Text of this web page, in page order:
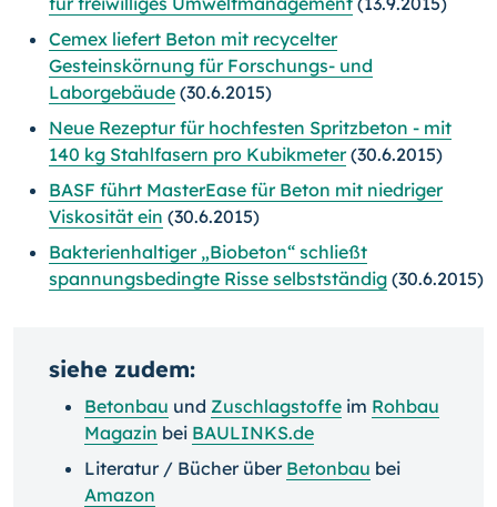
Cemex liefert Beton mit recycelter
Gesteinskörnung für Forschungs- und
Laborgebäude (30.6.2015)
Neue Rezeptur für hochfesten Spritzbeton - mit
140 kg Stahlfasern pro Kubikmeter(30.6.2015)
BASF führt MasterEase für Beton mit niedriger
Viskosität ein (30.6.2015)
Bakterienhaltiger „Biobeton“ schließt
spannungsbedingte Risse selbstständig (30.6.2015)
siehe zudem:
Betonbau und Zuschlagstoffe im Rohbau
Magazin bei BAULINKS.de
Literatur / Bücher über Betonbau bei
Amazon